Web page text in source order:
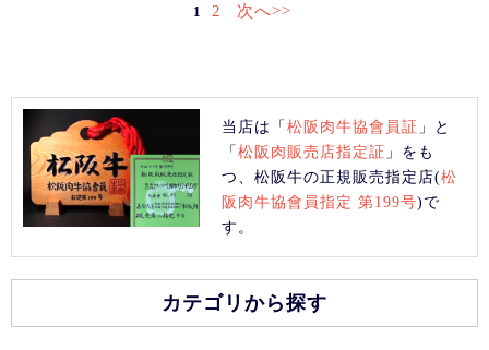
1 2 次へ>>
当店は「松阪肉牛協會員証 」と
「松阪肉販売店指定証 」をも
つ、松阪牛の正規販売指定店(松
阪肉牛協會員指定 第199号)で
す。
カテゴリから探す